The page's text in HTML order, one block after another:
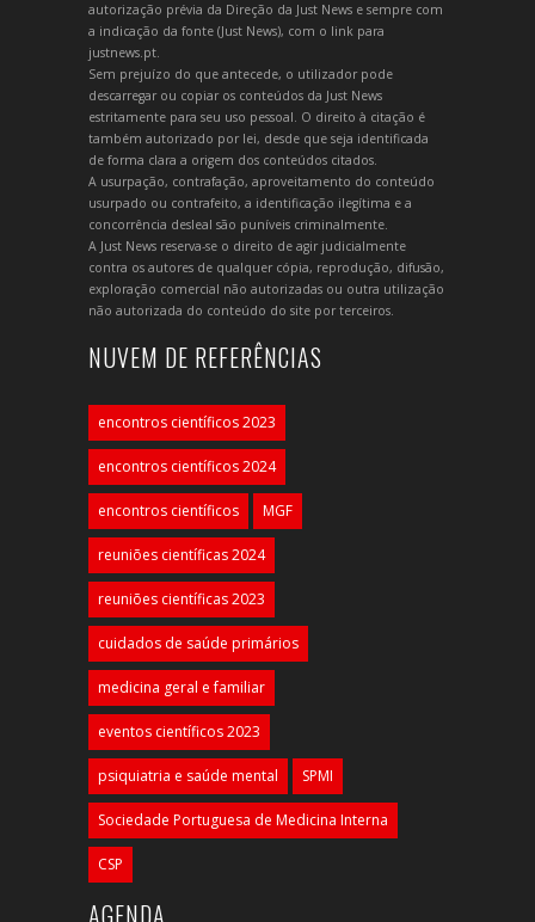
autorização prévia da Direção da Just News e sempre com
a indicação da fonte (Just News), com o link para
justnews.pt.
Sem prejuízo do que antecede, o utilizador pode
descarregar ou copiar os conteúdos da Just News
estritamente para seu uso pessoal. O direito à citação é
também autorizado por lei, desde que seja identificada
de forma clara a origem dos conteúdos citados.
A usurpação, contrafação, aproveitamento do conteúdo
usurpado ou contrafeito, a identificação ilegítima e a
concorrência desleal são puníveis criminalmente.
A Just News reserva-se o direito de agir judicialmente
contra os autores de qualquer cópia, reprodução, difusão,
exploração comercial não autorizadas ou outra utilização
não autorizada do conteúdo do site por terceiros.
NUVEM DE REFERÊNCIAS
encontros científicos 2023
encontros científicos 2024
encontros científicos MGF
reuniões científicas 2024
reuniões científicas 2023
cuidados de saúde primários
medicina geral e familiar
eventos científicos 2023
psiquiatria e saúde mental SPMI
Sociedade Portuguesa de Medicina Interna
CSP